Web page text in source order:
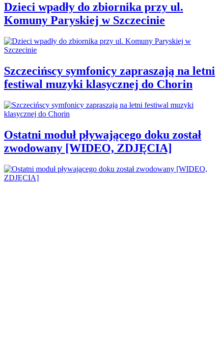
Dzieci wpadły do zbiornika przy ul.
Komuny Paryskiej w Szczecinie
Szczecińscy symfonicy zapraszają na letni
festiwal muzyki klasycznej do Chorin
Ostatni moduł pływającego doku został
zwodowany [WIDEO, ZDJĘCIA]